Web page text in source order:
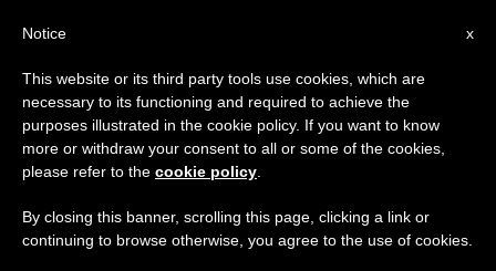
×
Aviso importante
Del 27 de julio al 7 de agosto haremos la pausa
anual, aprovechando que en el periodo de verano
se generan menos informaciones y también el
x
Notice
This website or its third party tools use cookies, which are
necessary to its functioning and required to achieve the
purposes illustrated in the cookie policy. If you want to know
more or withdraw your consent to all or some of the cookies,
please refer to the cookie policy
By closing this banner, scrolling this page, clicking a link or
continuing to browse otherwise, you agree to the use of cookies.